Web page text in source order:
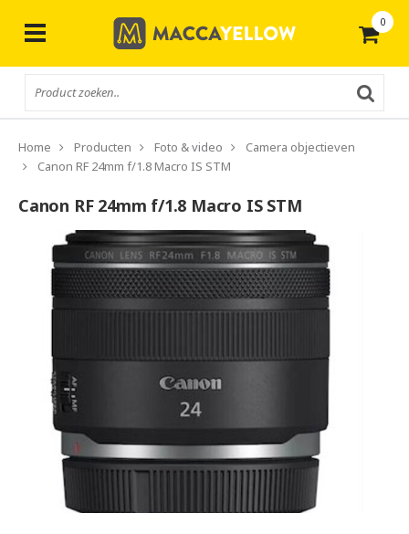
0
Home Producten Foto & video
Camera objectieven
Canon RF 24mm f/1.8 Macro IS STM
Canon RF 24mm f/1.8 Macro IS STM